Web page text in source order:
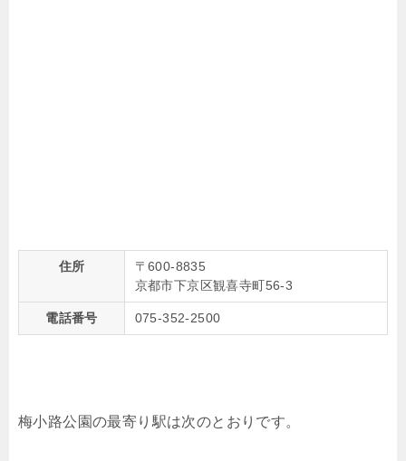
住所
〒600-8835
京都市下京区観喜寺町56-3
電話番号 075-352-2500
梅小路公園の最寄り駅は次のとおりです。